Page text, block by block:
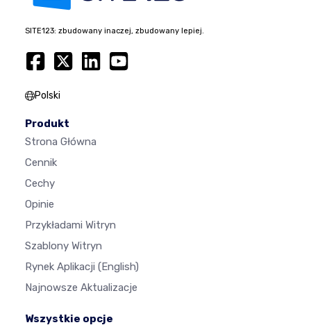
SITE123: zbudowany inaczej, zbudowany lepiej.
Polski
Produkt
Strona Główna
Cennik
Cechy
Opinie
Przykładami Witryn
Szablony Witryn
Rynek Aplikacji (English)
Najnowsze Aktualizacje
Wszystkie opcje